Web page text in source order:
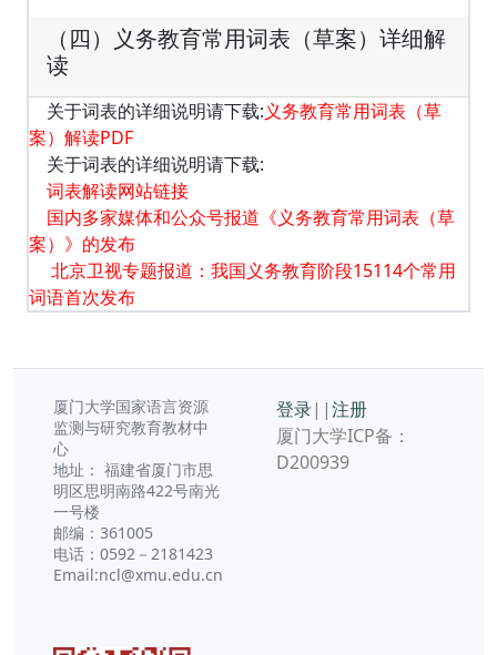
（四）义务教育常用词表（草案）详细解
读
关于词表的详细说明请下载:义务教育常用词表（草
案）解读PDF
关于词表的详细说明请下载:
词表解读网站链接
国内多家媒体和公众号报道《义务教育常用词表（草
案）》的发布
北京卫视专题报道：我国义务教育阶段15114个常用
词语首次发布
厦门大学国家语言资源
监测与研究教育教材中
心
地址： 福建省厦门市思
明区思明南路422号南光
一号楼
邮编：361005
电话：0592－2181423
Email:ncl@xmu.edu.cn
登录||注册
厦门大学ICP备：
D200939